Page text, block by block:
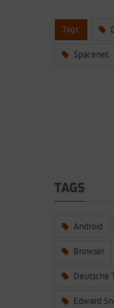
Tags:
Spacenet
TAGS
Android
Browser
Deutsche
Edward